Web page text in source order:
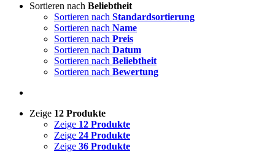
Sortieren nach Beliebtheit
Sortieren nach Standardsortierung
Sortieren nach Name
Sortieren nach Preis
Sortieren nach Datum
Sortieren nach Beliebtheit
Sortieren nach Bewertung
Zeige 12 Produkte
Zeige 12 Produkte
Zeige 24 Produkte
Zeige 36 Produkte